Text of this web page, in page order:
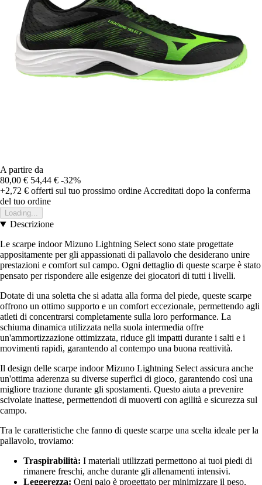
A partire da
80,00 € 54,44 € -32%
+2,72 € offerti sul tuo prossimo ordine Accreditati dopo la conferma
del tuo ordine
Loading...
Descrizione
Le scarpe indoor Mizuno Lightning Select sono state progettate
appositamente per gli appassionati di pallavolo che desiderano unire
prestazioni e comfort sul campo. Ogni dettaglio di queste scarpe è stato
pensato per rispondere alle esigenze dei giocatori di tutti i livelli.
Dotate di una soletta che si adatta alla forma del piede, queste scarpe
offrono un ottimo supporto e un comfort eccezionale, permettendo agli
atleti di concentrarsi completamente sulla loro performance. La
schiuma dinamica utilizzata nella suola intermedia offre
un'ammortizzazione ottimizzata, riduce gli impatti durante i salti e i
movimenti rapidi, garantendo al contempo una buona reattività.
Il design delle scarpe indoor Mizuno Lightning Select assicura anche
un'ottima aderenza su diverse superfici di gioco, garantendo così una
migliore trazione durante gli spostamenti. Questo aiuta a prevenire
scivolate inattese, permettendoti di muoverti con agilità e sicurezza sul
campo.
Tra le caratteristiche che fanno di queste scarpe una scelta ideale per la
pallavolo, troviamo:
Traspirabilità: I materiali utilizzati permettono ai tuoi piedi di
rimanere freschi, anche durante gli allenamenti intensivi.
Leggerezza: Ogni paio è progettato per minimizzare il peso,